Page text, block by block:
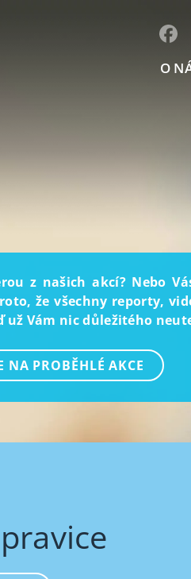
O
z našich akcí? Nebo
že všechny reporty,
už Vám nic důležitého
NA PROBĚHLÉ AKCE